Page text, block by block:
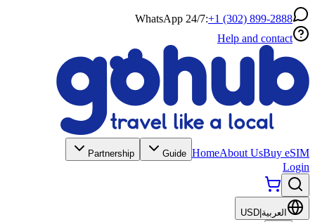
WhatsApp 24/7:+1 (302) 899-2888
Help and contact
HomeAbout UsBuy eSIM
Guide
Partnership
Login
العربية USD